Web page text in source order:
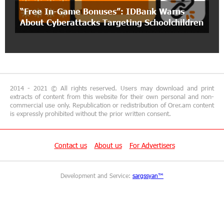
14:57:04 29-06-2026
“From Classroom to Orbit”: With Ucom’s
13:02:19 29-06-2026
AraratBank Reports Growth in its SME Loan
Portfolio in 2025
and sustainable finance in Armenia
“Free In-Game Bonuses”: IDBank Warns
About Cyberattacks Targeting Schoolchildren
2014 - 2021 © All rights reserved. Users may download and print
extracts of content from this website for their own personal and non-
commercial use only. Republication or redistribution of Orer.am content
is expressly prohibited without the prior written consent.
Contact us About us For Advertisers
Development and Service: sargssyan™